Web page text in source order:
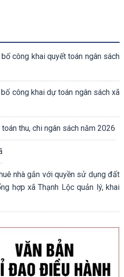
công khai quyết toán ngân sách
công khai dự toán ngân sách xã
thu, chi ngân sách năm 2026
nhà gắn với quyền sử dụng đất
hợp xã Thạnh Lộc quản lý, khai